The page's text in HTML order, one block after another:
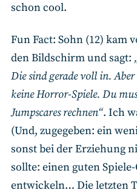
schon cool.
Fun Fact: Sohn (12) kam
den Bildschirm und sagt:
Die sind gerade voll in.
keine Horror-Spiele. Du
Jumpscares rechnen“. Ich
(Und, zugegeben: ein
sonst bei der Erziehung
sollte: einen guten
entwickeln… Die letzten